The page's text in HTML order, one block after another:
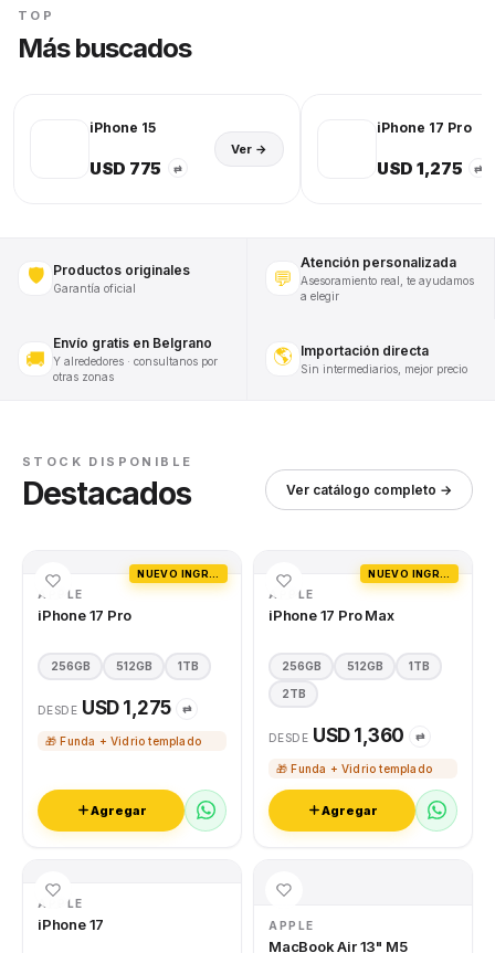
TOP
Más buscados
iPhone 15
USD 775 ⇄
Ver →
iPhone 17 Pro
USD 1,275 ⇄
🛡️ Productos originales
Garantía oficial 💬
Atención personalizada
Asesoramiento real, te ayudamos
a elegir
🚚
Envío gratis en Belgrano
Y alrededores · consultanos por
otras zonas
🌎 Importación directa
Sin intermediarios, mejor precio
STOCK DISPONIBLE
Destacados Ver catálogo completo →
APPLE
iPhone 17 Pro
256GB 512GB 1TB
DESDE USD 1,275 ⇄
🎁 Funda + Vidrio templado
Agregar
APPLE
iPhone 17 Pro Max
256GB 512GB 1TB
2TB
DESDE USD 1,360 ⇄
🎁 Funda + Vidrio templado
Agregar
APPLE
iPhone 17 APPLE
MacBook Air 13" M5